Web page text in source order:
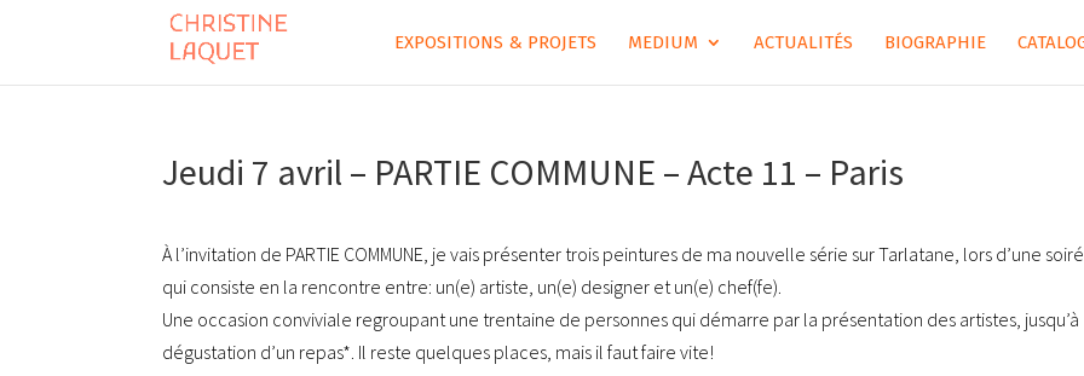
EXPOSITIONS & PROJETS MEDIUM ACTUALITÉS BIOGRAPHIE
Jeudi 7 avril – PARTIE COMMUNE – Acte 11 – Paris
À l’invitation de PARTIE COMMUNE, je vais présenter trois peintures de ma nouvelle série sur Tarlatane, lors d’une
qui consiste en la rencontre entre: un(e) artiste, un(e) designer et un(e) chef(fe).
Une occasion conviviale regroupant une trentaine de personnes qui démarre par la présentation des artistes, jusqu’à
dégustation d’un repas*. Il reste quelques places, mais il faut faire vite!